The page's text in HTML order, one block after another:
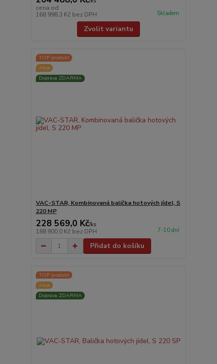
cena od
168 998,3 Kč bez DPH Skladem
Zvolit variantu
TOP produkt
Akce
Doprava ZDARMA
VAC-STAR, Kombinovaná balička hotových jídel, S
220 MP
228 569,0 Kč/ks
188 900,0 Kč bez DPH 7-10 dní
Přidat do košíku
TOP produkt
Akce
Doprava ZDARMA